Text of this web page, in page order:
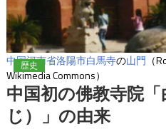
中国河南省洛陽市白馬寺の山門 （
Wikimedia Commons）
歴史
中国初の佛教寺院
じ）」の由来